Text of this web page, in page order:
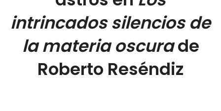
intrincados silencios de
la materia oscurade
Roberto Reséndiz